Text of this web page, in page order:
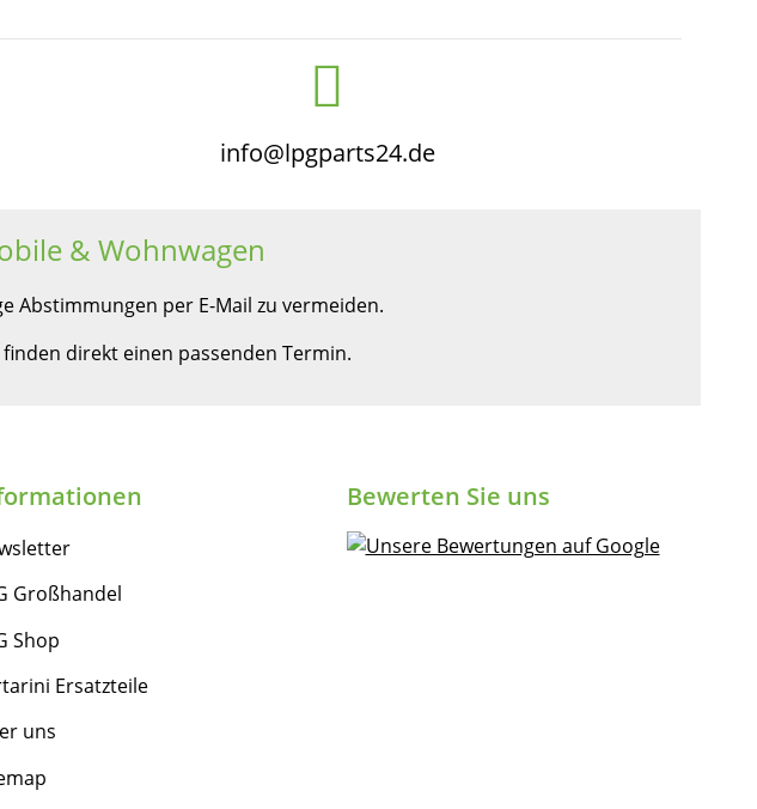
info@lpgparts24.de
& Wohnwagen
Abstimmungen per E-Mail zu vermeiden.
finden direkt einen passenden Termin.
Großhandel
Shop
Ersatzteile
uns
Bewerten Sie uns